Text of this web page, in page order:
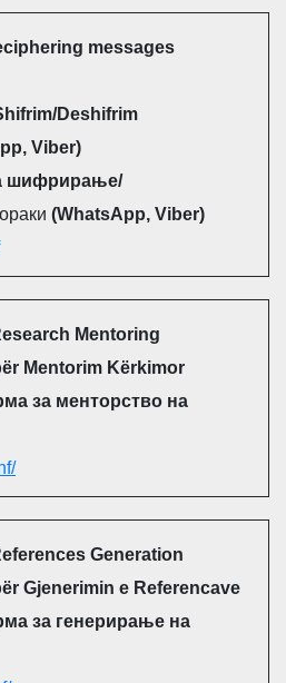
messages
Deshifrim
Viber)
шифрирање/
(WhatsApp, Viber)
Mentoring
Mentorim Kërkimor
за менторство на
Generation
Gjenerimin e Referencave
за генерирање на